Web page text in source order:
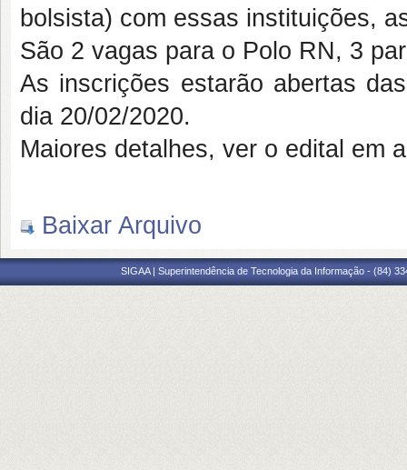
bolsista) com essas instituições,
São 2 vagas para o Polo RN, 3
As inscrições estarão abertas
dia 20/02/2020.
Maiores detalhes, ver o edital em
Baixar Arquivo
SIGAA | Superintendência de Tecnologia da Informação - (84)